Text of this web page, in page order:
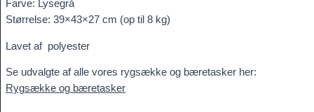
Farve: Lysegrå
Størrelse: 39×43×27 cm (op til 8 kg)
Lavet af polyester
Se udvalgte af alle vores rygsække og bæretasker her:
Rygsække og bæretasker